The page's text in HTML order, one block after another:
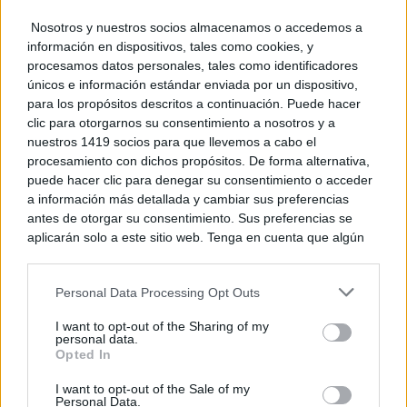
Nosotros y nuestros socios almacenamos o accedemos a
información en dispositivos, tales como cookies, y
procesamos datos personales, tales como identificadores
únicos e información estándar enviada por un dispositivo,
para los propósitos descritos a continuación. Puede hacer
clic para otorgarnos su consentimiento a nosotros y a
nuestros 1419 socios para que llevemos a cabo el
procesamiento con dichos propósitos. De forma alternativa,
puede hacer clic para denegar su consentimiento o acceder
a información más detallada y cambiar sus preferencias
antes de otorgar su consentimiento. Sus preferencias se
aplicarán solo a este sitio web. Tenga en cuenta que algún
rechazar tal procesamiento. Puede cambiar sus preferencias
a este sitio y haciendo clic en el botón "Privacidad" en la
parte inferior de la página web.
Please note that this website/app uses one or more Google
services and may gather and store information including but
Personal Data Processing Opt Outs
I want to opt-out of the Sharing of my
personal data.
Opted In
I want to opt-out of the Sale of my
Personal Data.
¿Sabías que existen?